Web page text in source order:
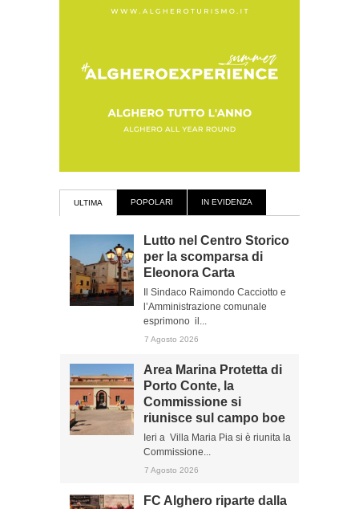
ULTIMA POPOLARI IN EVIDENZA
Lutto nel Centro Storico
per la scomparsa di
Eleonora Carta
Il Sindaco Raimondo Cacciotto e
l’Amministrazione comunale
esprimono il...
7 Agosto 2026
Area Marina Protetta di
Porto Conte, la
Commissione si
riunisce sul campo boe
Ieri a Villa Maria Pia si è riunita la
Commissione...
7 Agosto 2026
FC Alghero riparte dalla